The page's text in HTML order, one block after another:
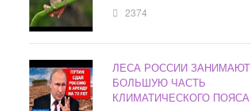
2374
ЛЕСА РОССИИ ЗАНИМАЮТ
БОЛЬШУЮ ЧАСТЬ
КЛИМАТИЧЕСКОГО ПОЯСА